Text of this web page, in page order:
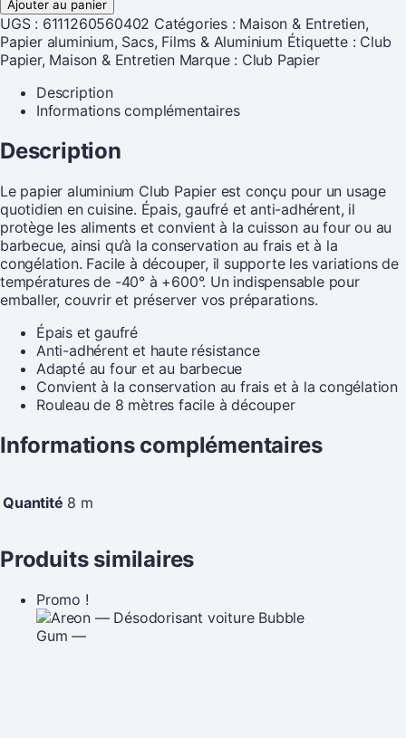
Ajouter au panier
UGS : 6111260560402 Catégories : Maison & Entretien,
Papier aluminium, Sacs, Films & Aluminium Étiquette : Club
Papier, Maison & Entretien Marque : Club Papier
Description
Informations complémentaires
Description
Le papier aluminium Club Papier est conçu pour un usage
quotidien en cuisine. Épais, gaufré et anti-adhérent, il
protège les aliments et convient à la cuisson au four ou au
barbecue, ainsi qu’à la conservation au frais et à la
congélation. Facile à découper, il supporte les variations de
températures de -40° à +600°. Un indispensable pour
emballer, couvrir et préserver vos préparations.
Épais et gaufré
Anti-adhérent et haute résistance
Adapté au four et au barbecue
Convient à la conservation au frais et à la congélation
Rouleau de 8 mètres facile à découper
Informations complémentaires
Quantité 8 m
Produits similaires
Promo !